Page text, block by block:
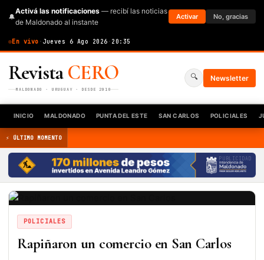
🔔
Activá las notificaciones — recibí las noticias
de Maldonado al instante
Activar No, gracias
En vivo · Jueves 6 Ago 2026 · 20:35
RevistaCERO
MALDONADO · URUGUAY · DESDE 2010
🔍 Newsletter
INICIO MALDONADO PUNTA DEL ESTE SAN CARLOS POLICIALES
⚡ ÚLTIMO MOMENTO
PUBLICIDAD
POLICIALES
Rapiñaron un comercio en San Carlos